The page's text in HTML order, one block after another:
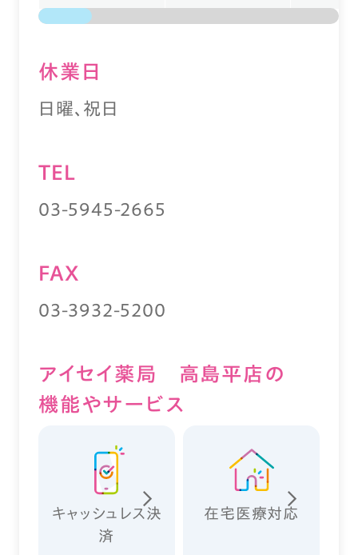
休業⽇
日曜、祝日
TEL
03-5945-2665
FAX
03-3932-5200
アイセイ薬局 高島平店の
機能やサービス
キャッシュレス決
済
在宅医療対応